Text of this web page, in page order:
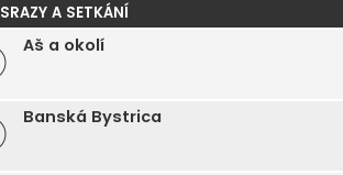
SRAZY A SETKÁNÍ
Aš a okolí
Banská Bystrica